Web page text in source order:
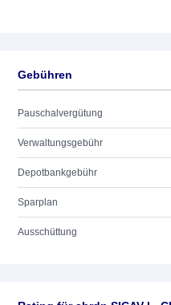
Gebühren
Pauschalvergütung
Verwaltungsgebühr
Depotbankgebühr
Sparplan
Ausschüttung